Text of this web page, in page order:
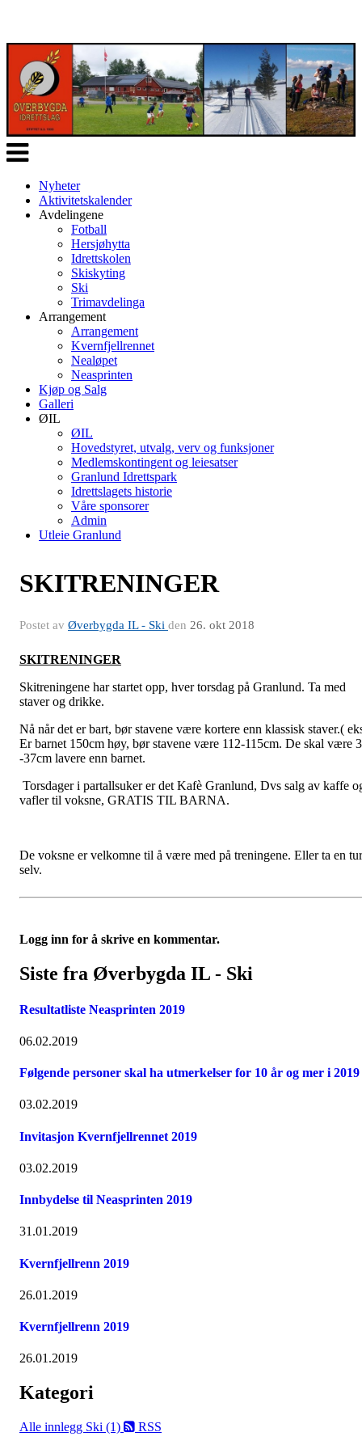
Veksle
navigasjon
Nyheter
Aktivitetskalender
Avdelingene
Fotball
Hersjøhytta
Idrettskolen
Skiskyting
Ski
Trimavdelinga
Arrangement
Arrangement
Kvernfjellrennet
Nealøpet
Neasprinten
Kjøp og Salg
Galleri
ØIL
ØIL
Hovedstyret, utvalg, verv og funksjoner
Medlemskontingent og leiesatser
Granlund Idrettspark
Idrettslagets historie
Våre sponsorer
Admin
Utleie Granlund
SKITRENINGER
Postet av Øverbygda IL - Ski den 26. okt 2018
SKITRENINGER
Skitreningene har startet opp, hver torsdag på Granlund. Ta med
staver og drikke.
Nå når det er bart, bør stavene være kortere enn klassisk staver.(
Er barnet 150cm høy, bør stavene være 112-115cm. De skal være
-37cm lavere enn barnet.
Torsdager i partallsuker er det Kafè Granlund, Dvs salg av kaffe
vafler til voksne, GRATIS TIL BARNA.
De voksne er velkomne til å være med på treningene. Eller ta en tur
selv.
Logg inn for å skrive en kommentar.
Siste fra Øverbygda IL - Ski
Resultatliste Neasprinten 2019
06.02.2019
Følgende personer skal ha utmerkelser for 10 år og mer i 2019
03.02.2019
Invitasjon Kvernfjellrennet 2019
03.02.2019
Innbydelse til Neasprinten 2019
31.01.2019
Kvernfjellrenn 2019
26.01.2019
Kvernfjellrenn 2019
26.01.2019
Kategori
Alle innlegg Ski (1) RSS